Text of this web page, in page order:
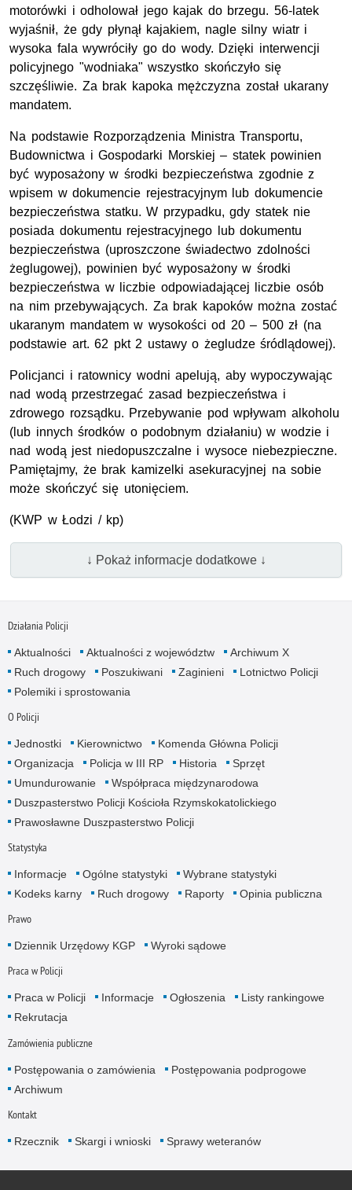
motorówki i odholował jego kajak do brzegu. 56-latek
wyjaśnił, że gdy płynął kajakiem, nagle silny wiatr i
wysoka fala wywróciły go do wody. Dzięki interwencji
policyjnego "wodniaka" wszystko skończyło się
szczęśliwie. Za brak kapoka mężczyzna został ukarany
mandatem.
Na podstawie Rozporządzenia Ministra Transportu,
Budownictwa i Gospodarki Morskiej – statek powinien
być wyposażony w środki bezpieczeństwa zgodnie z
wpisem w dokumencie rejestracyjnym lub dokumencie
bezpieczeństwa statku. W przypadku, gdy statek nie
posiada dokumentu rejestracyjnego lub dokumentu
bezpieczeństwa (uproszczone świadectwo zdolności
żeglugowej), powinien być wyposażony w środki
bezpieczeństwa w liczbie odpowiadającej liczbie osób
na nim przebywających. Za brak kapoków można zostać
ukaranym mandatem w wysokości od 20 – 500 zł (na
podstawie art. 62 pkt 2 ustawy o żegludze śródlądowej).
Policjanci i ratownicy wodni apelują, aby wypoczywając
nad wodą przestrzegać zasad bezpieczeństwa i
zdrowego rozsądku. Przebywanie pod wpływam alkoholu
(lub innych środków o podobnym działaniu) w wodzie i
nad wodą jest niedopuszczalne i wysoce niebezpieczne.
Pamiętajmy, że brak kamizelki asekuracyjnej na sobie
może skończyć się utonięciem.
(KWP w Łodzi / kp)
↓ Pokaż informacje dodatkowe ↓
Działania Policji
Aktualności Aktualności z województw
Archiwum X
Ruch drogowy
Poszukiwani Zaginieni
Lotnictwo Policji
Polemiki i sprostowania
O Policji
Jednostki Kierownictwo
Komenda Główna Policji
Organizacja
Policja w III RP Historia
Sprzęt
Umundurowanie
Współpraca międzynarodowa
Duszpasterstwo Policji Kościoła Rzymskokatolickiego
Prawosławne Duszpasterstwo Policji
Statystyka
Informacje Ogólne statystyki
Wybrane statystyki
Kodeks karny
Ruch drogowy Raporty Opinia publiczna
Prawo
Dziennik Urzędowy KGP Wyroki sądowe
Praca w Policji
Praca w Policji Informacje Ogłoszenia
Listy rankingowe
Rekrutacja
Zamówienia publiczne
Postępowania o zamówienia
Postępowania podprogowe
Archiwum
Kontakt
Rzecznik Skargi i wnioski Sprawy weteranów